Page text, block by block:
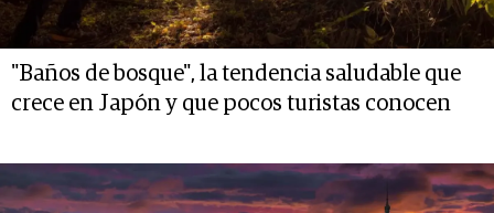
"Baños de bosque", la tendencia saludable que
crece en Japón y que pocos turistas conocen